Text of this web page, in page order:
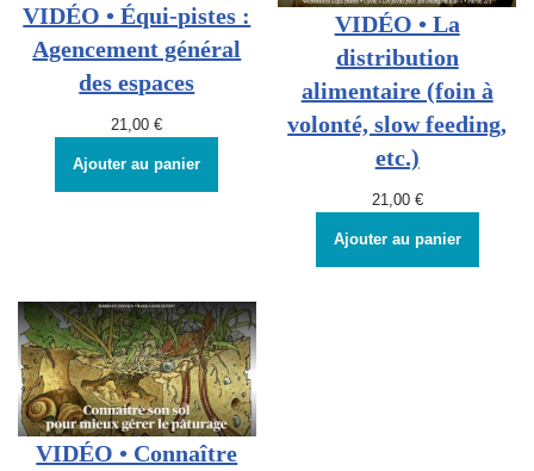
VIDÉO • Équi-pistes :
Agencement général
des espaces
21,00€
Ajouter au panier
VIDÉO • La
distribution
alimentaire (foin à
volonté, slow feeding,
etc.)
21,00 €
Ajouter au panier
VIDÉO • Connaître